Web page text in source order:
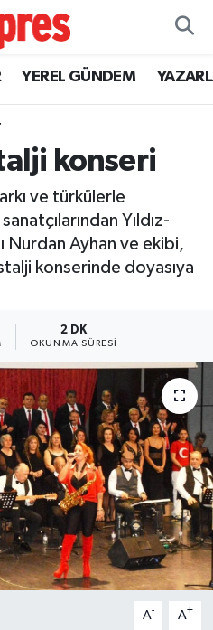
YEREL GÜNDEM
konseri
ve türkülerle
Yıldız-
Nurdan Ayhan ve ekibi,
konserinde doyasıya
2 DK
OKUNMA SÜRESI
A- A+
ve Fikstür